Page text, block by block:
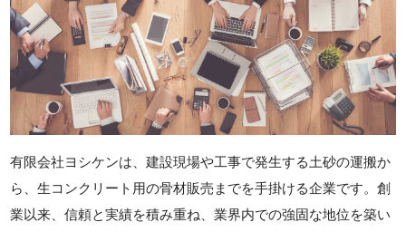
有限会社ヨシケンは、建設現場や工事で発生する土砂の運搬か
ら、生コンクリート用の骨材販売までを手掛ける企業です。創
業以来、信頼と実績を積み重ね、業界内での強固な地位を築い